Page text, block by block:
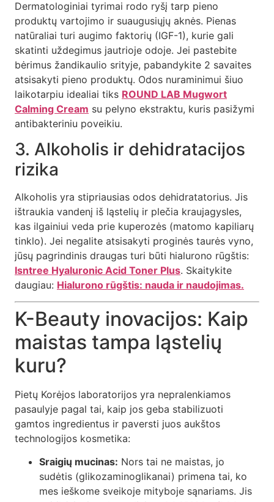
Dermatologiniai tyrimai rodo ryšį tarp pieno
produktų vartojimo ir suaugusiųjų aknės. Pienas
natūraliai turi augimo faktorių (IGF-1), kurie gali
skatinti uždegimus jautrioje odoje. Jei pastebite
bėrimus žandikaulio srityje, pabandykite 2 savaites
atsisakyti pieno produktų. Odos nuraminimui šiuo
laikotarpiu idealiai tiks ROUND LAB Mugwort
Calming Cream su pelyno ekstraktu, kuris pasižymi
antibakteriniu poveikiu.
3. Alkoholis ir dehidratacijos
rizika
Alkoholis yra stipriausias odos dehidratatorius. Jis
ištraukia vandenį iš ląstelių ir plečia kraujagysles,
kas ilgainiui veda prie kuperozės (matomo kapiliarų
tinklo). Jei negalite atsisakyti proginės taurės vyno,
jūsų pagrindinis draugas turi būti hialurono rūgštis:
Isntree Hyaluronic Acid Toner Plus. Skaitykite
daugiau: Hialurono rūgštis: nauda ir naudojimas.
K-Beauty inovacijos: Kaip
maistas tampa ląstelių
kuru?
Pietų Korėjos laboratorijos yra nepralenkiamos
pasaulyje pagal tai, kaip jos geba stabilizuoti
gamtos ingredientus ir paversti juos aukštos
technologijos kosmetika:
Sraigių mucinas: Nors tai ne maistas, jo
sudėtis (glikozaminoglikanai) primena tai, ko
mes ieškome sveikoje mityboje sąnariams. Jis